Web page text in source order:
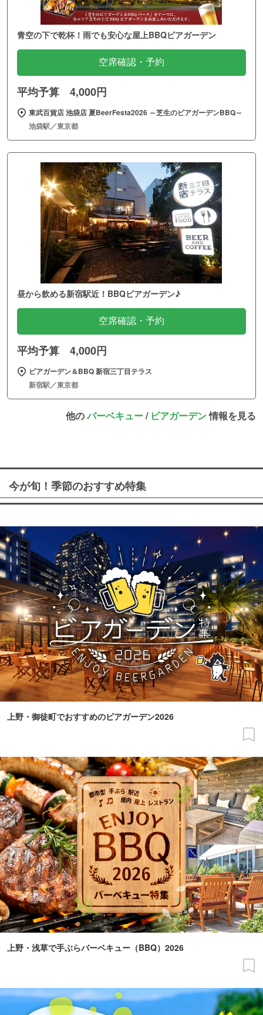
青空の下で乾杯！雨でも安心な屋上BBQビアガーデン
空席確認・予約
平均予算 4,000円
東武百貨店 池袋店 夏BeerFesta2026 ～芝生のビアガーデンBBQ～
池袋駅／東京都
昼から飲める新宿駅近！BBQビアガーデン♪
空席確認・予約
平均予算 4,000円
ビアガーデン＆BBQ 新宿三丁目テラス
新宿駅／東京都
他のバーベキュー/ ビアガーデン情報を見る
今が旬！季節のおすすめ特集
上野・御徒町でおすすめのビアガーデン2026
上野・浅草で手ぶらバーベキュー（BBQ）2026